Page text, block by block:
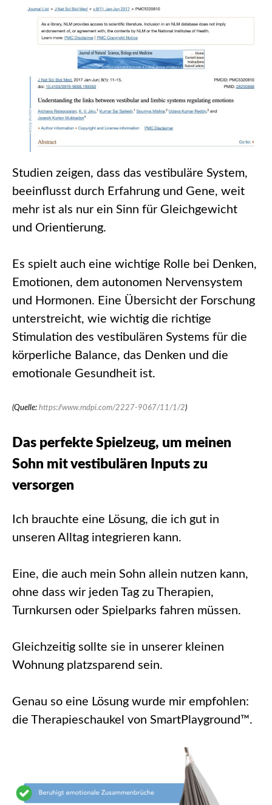
Studien zeigen, dass das vestibuläre System,
beeinflusst durch Erfahrung und Gene, weit
mehr ist als nur ein Sinn für Gleichgewicht
und Orientierung.
Es spielt auch eine wichtige Rolle bei Denken,
Emotionen, dem autonomen Nervensystem
und Hormonen. Eine Übersicht der Forschung
unterstreicht, wie wichtig die richtige
Stimulation des vestibulären Systems für die
körperliche Balance, das Denken und die
emotionale Gesundheit ist.
(Quelle: https://www.mdpi.com/2227-9067/11/1/2)
Das perfekte Spielzeug, um meinen
Sohn mit vestibulären Inputs zu
versorgen
Ich brauchte eine Lösung, die ich gut in
unseren Alltag integrieren kann.
Eine, die auch mein Sohn allein nutzen kann,
ohne dass wir jeden Tag zu Therapien,
Turnkursen oder Spielparks fahren müssen.
Gleichzeitig sollte sie in unserer kleinen
Wohnung platzsparend sein.
Genau so eine Lösung wurde mir empfohlen:
die Therapieschaukel von SmartPlayground™.